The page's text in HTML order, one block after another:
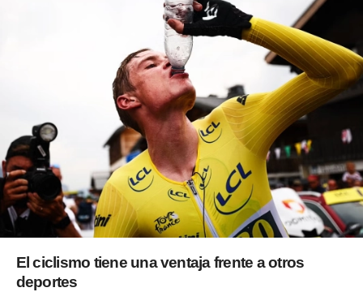
El ciclismo tiene una ventaja frente a otros
deportes